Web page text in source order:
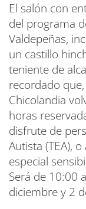
El salón con
del programa
Valdepeñas,
un castillo
teniente de
recordado
Chicolandia
horas
disfrute de
Autista (TEA),
especial
Será de 10:00
diciembre y 2